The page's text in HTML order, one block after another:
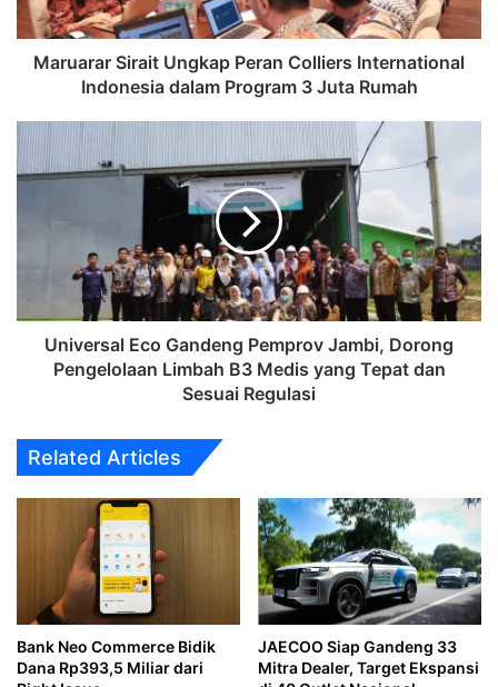
dalam
Program
Maruarar Sirait Ungkap Peran Colliers International
Indonesia dalam Program 3 Juta Rumah
Gandeng
Pengelolaan
B3
Medis
Regulasi
Universal Eco Gandeng Pemprov Jambi, Dorong
Pengelolaan Limbah B3 Medis yang Tepat dan
Sesuai Regulasi
Related Articles
Bank Neo Commerce Bidik
Dana Rp393,5 Miliar dari
JAECOO Siap Gandeng 33
Mitra Dealer, Target Ekspansi